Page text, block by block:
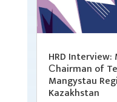
HRD
Сhairman of
Mangystau
Kazakhstan